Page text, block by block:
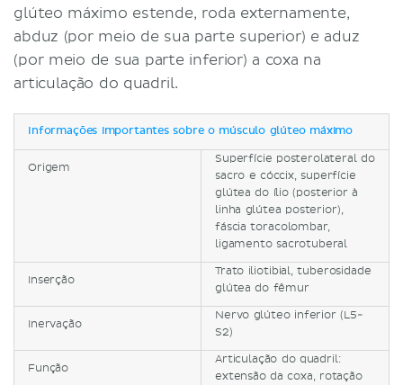
glúteo máximo estende, roda externamente,
abduz (por meio de sua parte superior) e aduz
(por meio de sua parte inferior) a coxa na
articulação do quadril.
Informações importantes sobre o músculo glúteo máximo
Origem
Superfície posterolateral do
sacro e cóccix, superfície
glútea do ílio (posterior à
linha glútea posterior),
fáscia toracolombar,
ligamento sacrotuberal
Inserção
Trato iliotibial, tuberosidade
glútea do fêmur
Inervação
Nervo glúteo inferior (L5-
S2)
Função
Articulação do quadril:
extensão da coxa, rotação